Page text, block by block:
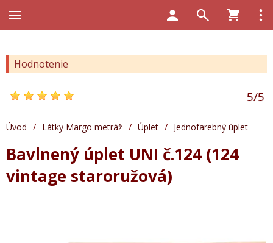
Hodnotenie
5/5
Úvod / Látky Margo metráž / Úplet / Jednofarebný úplet
Bavlnený úplet UNI č.124 (124
vintage staroružová)